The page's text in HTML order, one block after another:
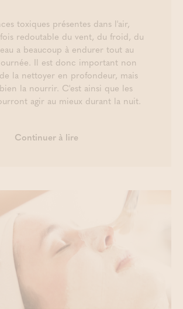
toxiques présentes dans l'air,
redoutable du vent, du froid, du
a beaucoup à endurer tout au
Il est donc important non
la nettoyer en profondeur, mais
la nourrir. C'est ainsi que les
agir au mieux durant la nuit.
Continuer à lire